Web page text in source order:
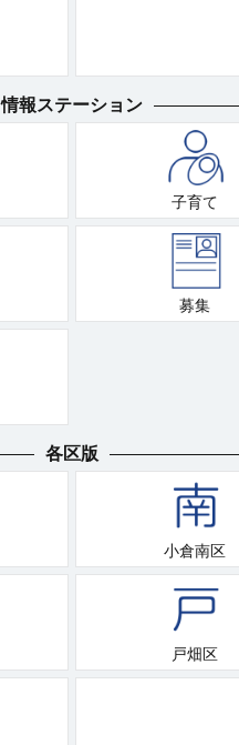
情報ステーション
子育て
募集
各区版
小倉南区
戸畑区